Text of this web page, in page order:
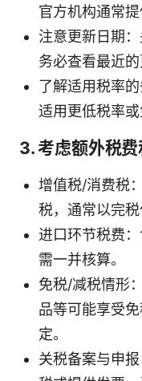
官方机构通常提
注意更新日期
务必查看最近的
了解适用税率
适用更低税率或
3. 考虑额外税
增值税/消费税
税，通常以完税
进口环节税费：
需一并核算。
免税/减税情形
品等可能享受
定。
关税备案与申